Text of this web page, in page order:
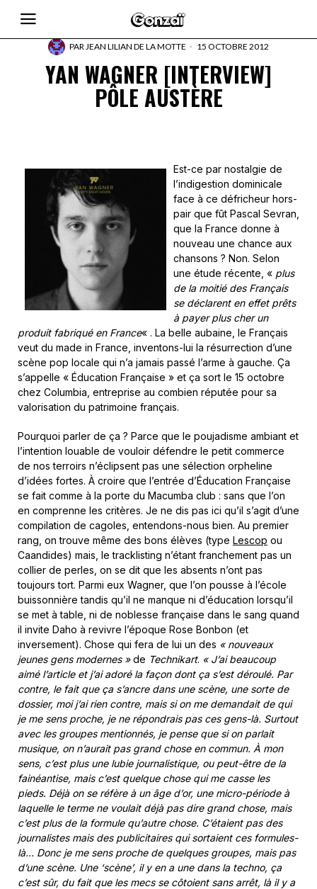
PARJEAN LILIAN DE LA MOTTE 15 OCTOBRE 2012
YAN WAGNER [INTERVIEW]
PÔLE AUSTÈRE
Est-ce par nostalgie de
l’indigestion dominicale
face à ce défricheur hors-
pair que fût Pascal Sevran,
que la France donne à
nouveau une chance aux
chansons ? Non. Selon
une étude récente, « plus
de la moitié des Français
se déclarent en effet prêts
à payer plus cher un
produit fabriqué en France« . La belle aubaine, le Français
veut du made in France, inventons-lui la résurrection d’une
scène pop locale qui n’a jamais passé l’arme à gauche. Ça
s’appelle « Éducation Française » et ça sort le 15 octobre
chez Columbia, entreprise au combien réputée pour sa
valorisation du patrimoine français.
Pourquoi parler de ça ? Parce que le poujadisme ambiant et
l’intention louable de vouloir défendre le petit commerce
de nos terroirs n’éclipsent pas une sélection orpheline
d’idées fortes. À croire que l’entrée d’Éducation Française
se fait comme à la porte du Macumba club : sans que l’on
en comprenne les critères. Je ne dis pas ici qu’il s’agit d’une
compilation de cagoles, entendons-nous bien. Au premier
rang, on trouve même des bons élèves (type Lescop ou
Caandides) mais, le tracklisting n’étant franchement pas un
collier de perles, on se dit que les absents n’ont pas
toujours tort. Parmi eux Wagner, que l’on pousse à l’école
buissonnière tandis qu’il ne manque ni d’éducation lorsqu’il
se met à table, ni de noblesse française dans le sang quand
il invite Daho à revivre l’époque Rose Bonbon (et
inversement). Chose qui fera de lui un des « nouveaux
jeunes gens modernes »de Technikart. « J’ai beaucoup
aimé l’article et j’ai adoré la façon dont ça s’est déroulé. Par
contre, le fait que ça s’ancre dans une scène, une sorte de
dossier, moi j’ai rien contre, mais si on me demandait de qui
je me sens proche, je ne répondrais pas ces gens-là. Surtout
avec les groupes mentionnés, je pense que si on parlait
musique, on n’aurait pas grand chose en commun. À mon
sens, c’est plus une lubie journalistique, ou peut-être de la
fainéantise, mais c’est quelque chose qui me casse les
pieds. Déjà on se réfère à un âge d’or, une micro-période à
laquelle le terme ne voulait déjà pas dire grand chose, mais
c’est plus de la formule qu’autre chose. C’étaient pas des
journalistes mais des publicitaires qui sortaient ces formules-
là… Donc je me sens proche de quelques groupes, mais pas
d’une scène. Une ‘scène’, il y en a une dans la techno, ça
c’est sûr, du fait que les mecs se côtoient sans arrêt, là il y a